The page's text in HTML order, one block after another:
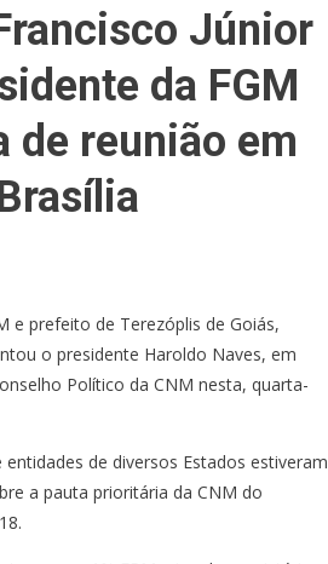
Júnior
da FGM
de reunião em
e prefeito de Terezóplis de Goiás,
o presidente Haroldo Naves, em
Político da CNM nesta, quarta-
entidades de diversos Estados estiveram
a pauta prioritária da CNM do